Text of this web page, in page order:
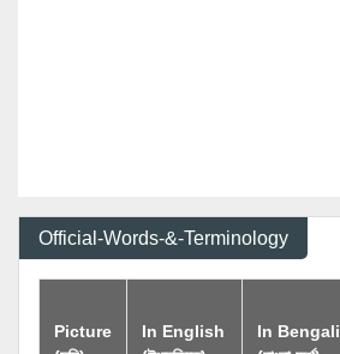
Official-Words-&-Terminology
Picture
In English
In Bengali